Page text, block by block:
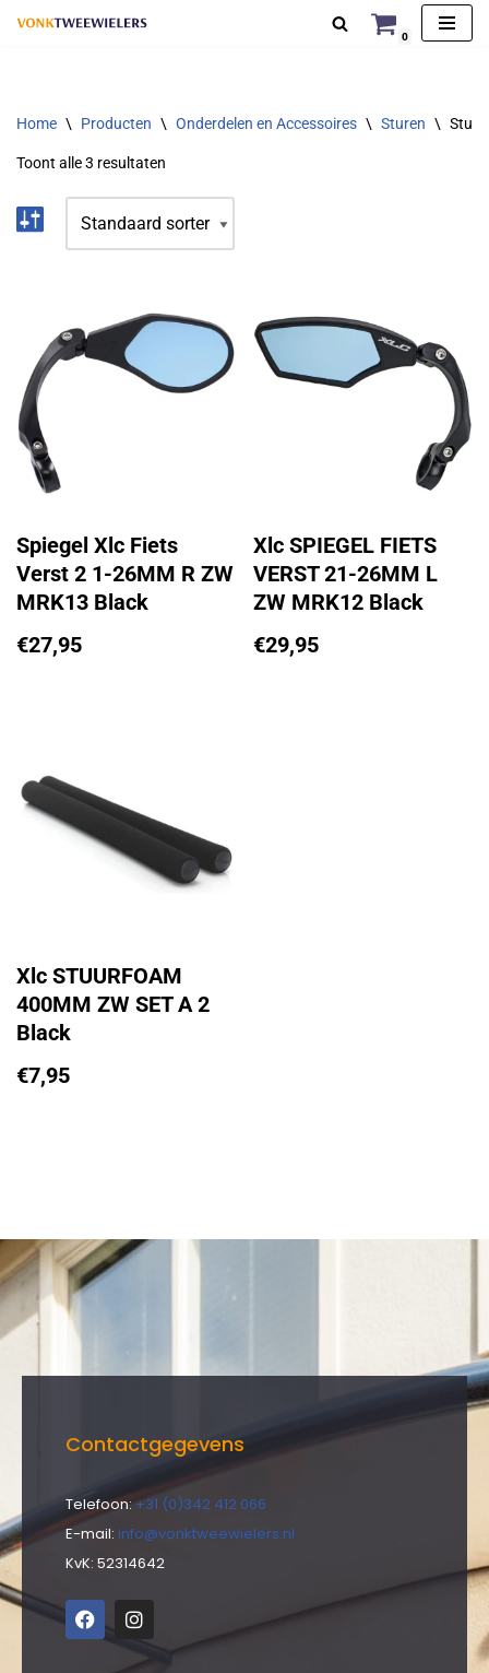
de
0
Home \ Producten \ Onderdelen en Accessoires \ Sturen \
Toont alle 3 resultaten
Spiegel Xlc Fiets
Verst 2 1-26MM R ZW
MRK13 Black
€27,95
Xlc SPIEGEL FIETS
VERST 21-26MM L
ZW MRK12 Black
€29,95
Xlc STUURFOAM
400MM ZW SET A 2
Black
€7,95
Contactgegevens
Telefoon: +31 (0)342 412 066
E-mail: info@vonktweewielers.nl
KvK: 52314642